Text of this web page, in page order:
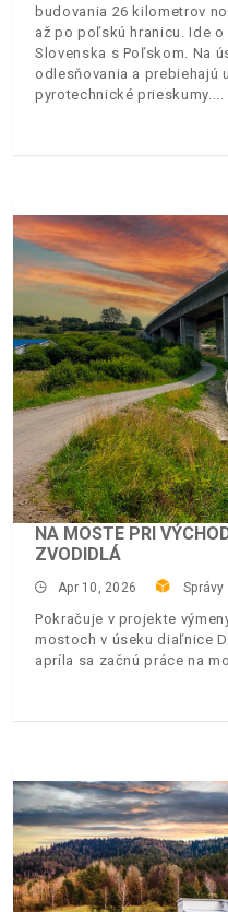
budovania 26 kilometrov
až po poľskú hranicu. Ide
Slovenska s Poľskom. Na
odlesňovania a prebiehajú
pyrotechnické prieskumy.
NA MOSTE PRI
ZVODIDLÁ
Apr 10, 2026 Správy
Pokračuje v projekte
mostoch v úseku diaľnice
apríla sa začnú práce na